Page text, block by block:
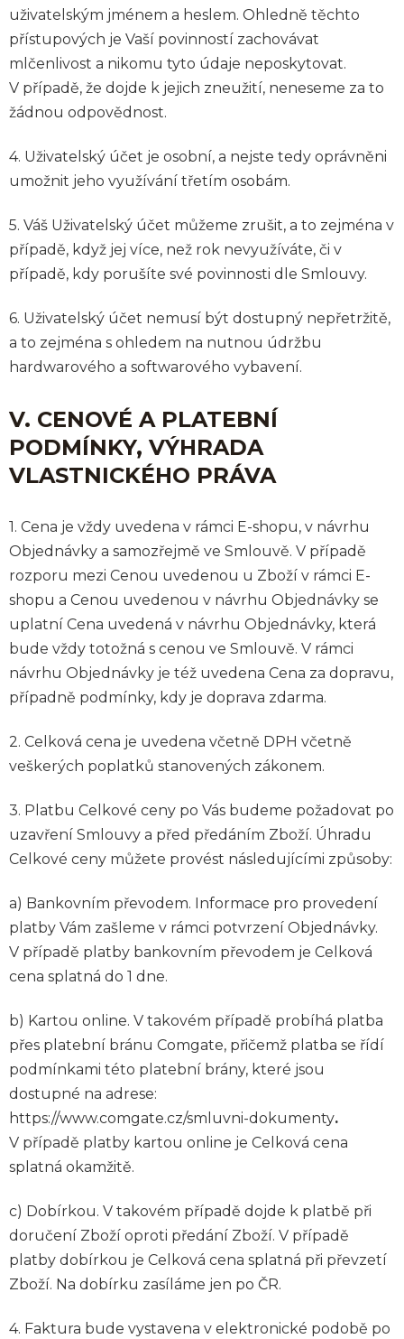
uživatelským jménem a heslem. Ohledně těchto
přístupových je Vaší povinností zachovávat
mlčenlivost a nikomu tyto údaje neposkytovat.
V případě, že dojde k jejich zneužití, neneseme za to
žádnou odpovědnost.
4. Uživatelský účet je osobní, a nejste tedy oprávněni
umožnit jeho využívání třetím osobám.
5. Váš Uživatelský účet můžeme zrušit, a to zejména v
případě, když jej více, než rok nevyužíváte, či v
případě, kdy porušíte své povinnosti dle Smlouvy.
6. Uživatelský účet nemusí být dostupný nepřetržitě,
a to zejména s ohledem na nutnou údržbu
hardwarového a softwarového vybavení.
V. CENOVÉ A PLATEBNÍ
PODMÍNKY, VÝHRADA
VLASTNICKÉHO PRÁVA
1. Cena je vždy uvedena v rámci E-shopu, v návrhu
Objednávky a samozřejmě ve Smlouvě. V případě
rozporu mezi Cenou uvedenou u Zboží v rámci E-
shopu a Cenou uvedenou v návrhu Objednávky se
uplatní Cena uvedená v návrhu Objednávky, která
bude vždy totožná s cenou ve Smlouvě. V rámci
návrhu Objednávky je též uvedena Cena za dopravu,
případně podmínky, kdy je doprava zdarma.
2. Celková cena je uvedena včetně DPH včetně
veškerých poplatků stanovených zákonem.
3. Platbu Celkové ceny po Vás budeme požadovat po
uzavření Smlouvy a před předáním Zboží. Úhradu
Celkové ceny můžete provést následujícími způsoby:
a) Bankovním převodem. Informace pro provedení
platby Vám zašleme v rámci potvrzení Objednávky.
V případě platby bankovním převodem je Celková
cena splatná do 1 dne.
b) Kartou online. V takovém případě probíhá platba
přes platební bránu Comgate, přičemž platba se řídí
podmínkami této platební brány, které jsou
dostupné na adrese:
https://www.comgate.cz/smluvni-dokumenty.
V případě platby kartou online je Celková cena
splatná okamžitě.
c) Dobírkou. V takovém případě dojde k platbě při
doručení Zboží oproti předání Zboží. V případě
platby dobírkou je Celková cena splatná při převzetí
Zboží. Na dobírku zasíláme jen po ČR.
4. Faktura bude vystavena v elektronické podobě po